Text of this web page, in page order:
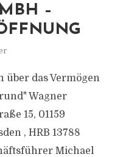
–
das Vermögen
Wagner
15, 01159
, HRB 13788
Michael